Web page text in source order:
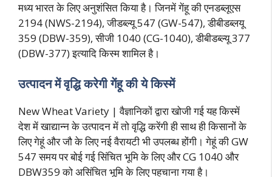
मध्य भारत के लिए अनुशंसित किया है। जिनमें गेंहू की एनडब्लूएस
2194 (NWS-2194), जीडब्ल्यू 547 (GW-547), डीबीडब्लयू
359 (DBW-359), सीजी 1040 (CG-1040), डीबीडब्ल्यू 377
(DBW-377) इत्यादि किस्म शामिल है।
उत्पादन में वृद्धि करेगी गेंहू की ये किस्में
New Wheat Variety | वैज्ञानिकों द्वारा खोजी गई यह किस्में
देश में खाद्यान्न के उत्पादन में तो वृद्धि करेंगी ही साथ ही किसानों के
लिए गेहूं और जौ के लिए नई वैरायटी भी उपलब्ध होंगी। गेहूं की GW
547 समय पर बोई गई सिंचित भूमि के लिए और CG 1040 और
DBW359 को असिंचित भूमि के लिए पहचाना गया है।